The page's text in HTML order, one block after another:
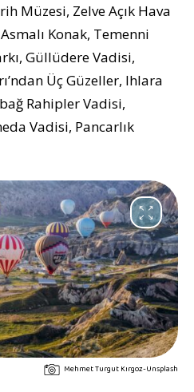
Müzesi, Zelve Açık Hava
Konak, Temenni
Güllüdere Vadisi,
Üç Güzeller, Ihlara
Rahipler Vadisi,
Vadisi, Pancarlık
Mehmet Turgut Kırgoz-Unsplash